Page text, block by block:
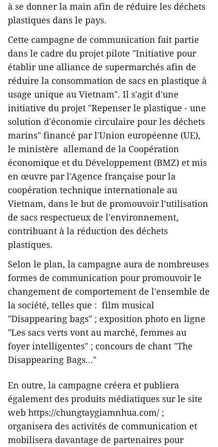
à se donner la main afin de réduire les déchets
plastiques dans le pays.
Cette campagne de communication fait partie
dans le cadre du projet pilote "Initiative pour
établir une alliance de supermarchés afin de
réduire la consommation de sacs en plastique à
usage unique au Vietnam". Il s'agit d'une
initiative du projet "Repenser le plastique - une
solution d'économie circulaire pour les déchets
marins" financé par l'Union européenne (UE),
le ministère allemand de la Coopération
économique et du Développement (BMZ) et mis
en œuvre par l'Agence française pour la
coopération technique internationale au
Vietnam, dans le but de promouvoir l'utilisation
de sacs respectueux de l'environnement,
contribuant à la réduction des déchets
plastiques.
Selon le plan, la campagne aura de nombreuses
formes de communication pour promouvoir le
changement de comportement de l'ensemble de
la société, telles que : film musical
"Disappearing bags" ; exposition photo en ligne
"Les sacs verts vont au marché, femmes au
foyer intelligentes" ; concours de chant "The
Disappearing Bags..."
En outre, la campagne créera et publiera
également des produits médiatiques sur le site
web https://chungtaygiamnhua.com/ ;
organisera des activités de communication et
mobilisera davantage de partenaires pour